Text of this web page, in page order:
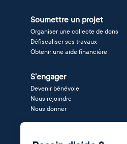
Soumettre un projet
Organiser une collecte de dons
Défiscaliser ses travaux
Obtenir une aide financière
S'engager
Devenir bénévole
Nous rejoindre
Nous donner